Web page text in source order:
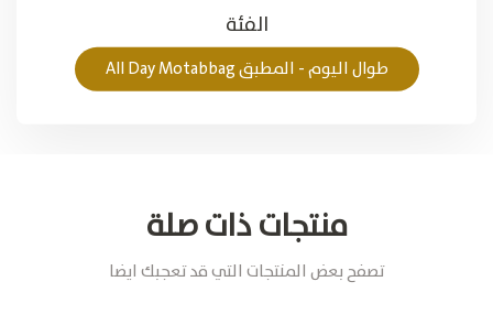
الفئة
طوال الیوم - المطبق All Day Motabbag
منتجات ذات صلة
تصفح بعض المنتجات التي قد تعجبك ايضا